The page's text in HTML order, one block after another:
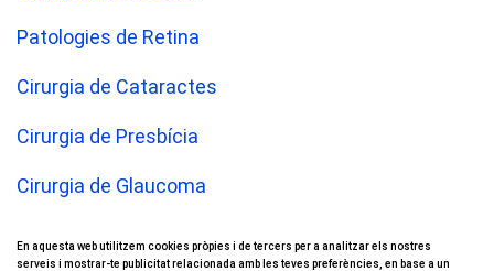
Patologies de Retina
Cirurgia de Cataractes
Cirurgia de Presbícia
Cirurgia de Glaucoma
En aquesta web utilitzem cookies pròpies i de tercers per a analitzar els nostres
serveis i mostrar-te publicitat relacionada amb les teves preferències, en base a un